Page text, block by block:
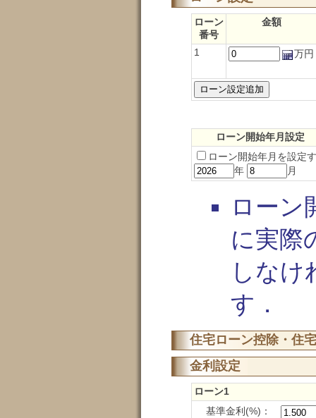
ローン
番号
金額
1 万円
ローン開始年月設定
ローン開始年月を設定
年
月
ローン
に実際
しなけ
す．
住宅ローン控除・住
金利設定
ローン1
基準金利(%)：